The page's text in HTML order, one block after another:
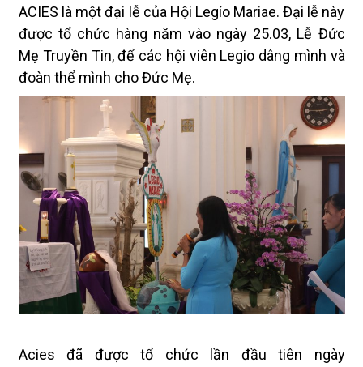
ACIES là một đại lễ của Hội Legío Mariae. Đại lễ này
được tổ chức hàng năm vào ngày 25.03, Lễ Đức
Mẹ Truyền Tin, để các hội viên Legio dâng mình và
đoàn thể mình cho Đức Mẹ.
Acies đã được tổ chức lần đầu tiên ngày